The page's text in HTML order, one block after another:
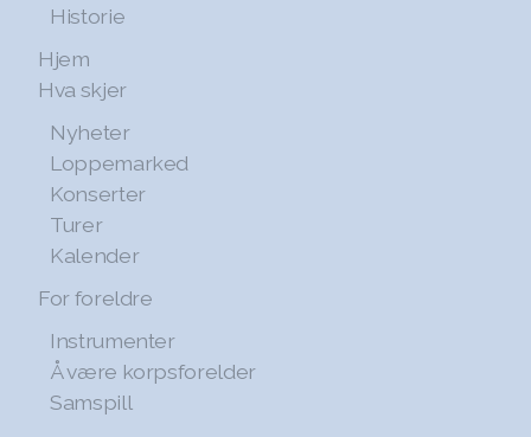
Historie
Hjem
Hva skjer
Nyheter
Loppemarked
Konserter
Turer
Kalender
For foreldre
Instrumenter
Å være korpsforelder
Samspill